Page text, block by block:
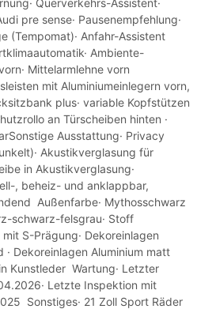
Querverkehrs-Assistent·
pre sense· Pausenempfehlung·
(Tempomat)· Anfahr-Assistent
Ambiente-
Mittelarmlehne vorn
mit Aluminiumeinlegern vorn,
plus· variable Kopfstützen
an Türscheiben hinten ·
Ausstattung· Privacy
Akustikverglasung für
in Akustikverglasung·
, beheiz- und anklappbar,
Außenfarbe· Mythosschwarz
schwarz-felsgrau· Stoff
S-Prägung· Dekoreinlagen
Dekoreinlagen Aluminium matt
Kunstleder Wartung· Letzter
Letzte Inspektion mit
Sonstiges· 21 Zoll Sport Räder